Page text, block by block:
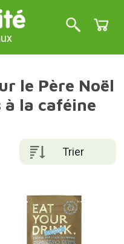
le Père Noël
à la caféine
Trier